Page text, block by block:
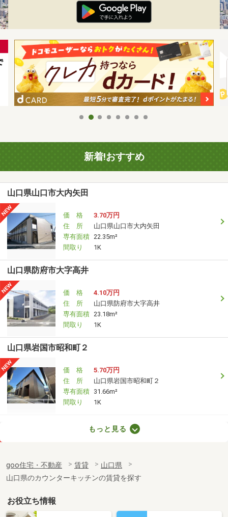
新着!おすすめ
山口県山口市大内矢田
価 格
3.70万円
住 所
山口県山口市大内矢田
専有面積 22.35m²
間取り
1K
山口県防府市大字高井
価 格
4.10万円
住 所
山口県防府市大字高井
専有面積 23.18m²
間取り
1K
山口県岩国市昭和町２
価 格
5.70万円
住 所
山口県岩国市昭和町２
専有面積 31.66m²
間取り
1K
専有面積
57.22m²
間取り
2LDK
山口県下松市清瀬町２丁目
もっと見る
goo住宅・不動産 賃貸
山口県
山口県のカウンターキッチンの賃貸を探す
お役立ち情報